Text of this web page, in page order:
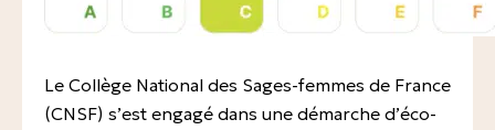
Expositions professionnelles
Accidents de la vie courante
Intervention à domicile pendant la grossesse
Consultation du 2 ème et 3 ème trimestre de la
Le Collège National des Sages-femmes de France
(CNSF) s’est engagé dans une démarche d’éco-